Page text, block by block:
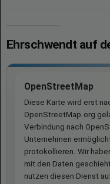
Ehrschwendt auf
OpenStreetMap
Diese Karte wird erst
OpenStreetMap.org
Verbindung nach
Unternehmen
protokollieren. Wir
mit den Daten
nutzen diesen Dienst